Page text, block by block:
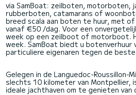
via SamBoat: zeilboten, motorboten,
rubberboten, catamarans of
breed scala aan boten te huur, met
vanaf €50 /dag. Voor een
week op een zeilboot of motorboot.
week. SamBoat biedt u botenverhuur
particuliere eigenaren tegen de
Gelegen in de Languedoc-Roussillon-
slechts 10 kilometer van Montpellier,
ideale jachthaven om te genieten van